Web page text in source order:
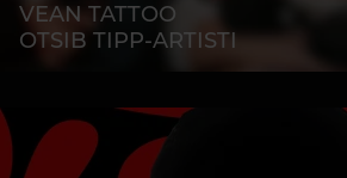
VEAN TATTOO
OTSIB TIPP-ARTISTI